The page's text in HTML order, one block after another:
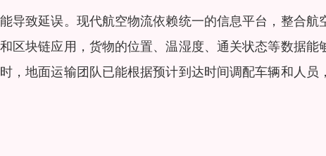
导致延误。现代航空物流依赖统一的信息平台，整合航
区块链应用，货物的位置、温湿度、通关状态等数据能
，地面运输团队已能根据预计到达时间调配车辆和人员